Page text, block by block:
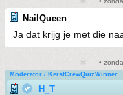
NailQueen
Ja dat krijg je met die
•
Moderator / KerstCrewQuizWinner
H_T